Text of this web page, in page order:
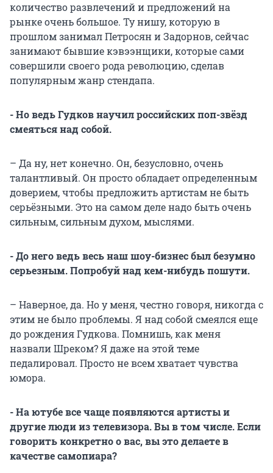
количество развлечений и предложений на
рынке очень большое. Ту нишу, которую в
прошлом занимал Петросян и Задорнов, сейчас
занимают бывшие кэвээнщики, которые сами
совершили своего рода революцию, сделав
популярным жанр стендапа.
- Но ведь Гудков научил российских поп-звёзд
смеяться над собой.
– Да ну, нет конечно. Он, безусловно, очень
талантливый. Он просто обладает определенным
доверием, чтобы предложить артистам не быть
серьёзными. Это на самом деле надо быть очень
сильным, сильным духом, мыслями.
- До него ведь весь наш шоу-бизнес был безумно
серьезным. Попробуй над кем-нибудь пошути.
– Наверное, да. Но у меня, честно говоря, никогда с
этим не было проблемы. Я над собой смеялся еще
до рождения Гудкова. Помнишь, как меня
назвали Шреком? Я даже на этой теме
педалировал. Просто не всем хватает чувства
юмора.
- На ютубе все чаще появляются артисты и
другие люди из телевизора. Вы в том числе. Если
говорить конкретно о вас, вы это делаете в
качестве самопиара?